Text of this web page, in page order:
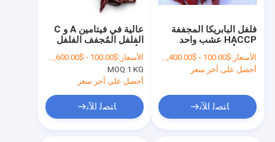
عالية في فيتامين A و C
الفلفل المُجفف الفلفل
الأعشاب الفردية التوابل
لمتطلباتك
الأسعار:$100.00 - $2,600.00/Metric Tons
MOQ:1 KG
أحصل على آخر سعر
ﺎﺘﺼﻟ ﺍﻶﻧ
فلفل البابريكا المجففة
HACCP عشب واحد
فلفل أحمر كامل مجففة
بدون جذور
الأسعار:$100.00 - $1,400.00/Metric Tons
أحصل على آخر سعر
ﺎﺘﺼﻟ ﺍﻶﻧ